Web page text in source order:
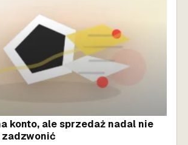
konto, ale sprzedaż nadal nie